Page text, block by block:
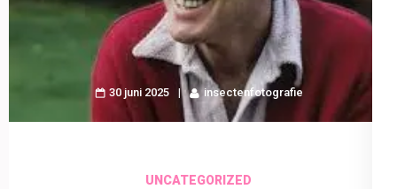
30 juni 2025 insectenfotografie
UNCATEGORIZED